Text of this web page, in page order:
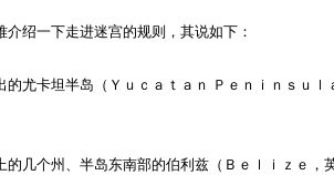
绍一下走进迷宫的规则，其说如下：
卡坦半岛（Ｙｕｃａｔａｎ Ｐｅｎｉｎｓｕ
个州、半岛东南部的伯利兹（Ｂｅｌｉｚｅ，